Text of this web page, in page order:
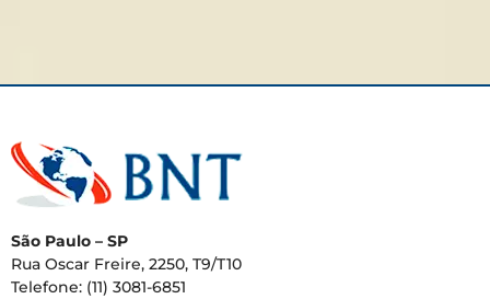
São Paulo – SP
Rua Oscar Freire, 2250, T9/T10
Telefone: (11) 3081-6851